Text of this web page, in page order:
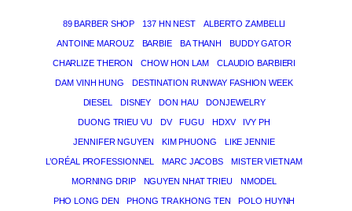
89 BARBER SHOP 137 HN NEST ALBERTO ZAMBELLI
ANTOINE MAROUZ BARBIE BA THANH BUDDY GATOR
CHARLIZE THERON CHOW HON LAM CLAUDIO BARBIERI
DAM VINH HUNG DESTINATION RUNWAY FASHION WEEK
DIESEL DISNEY DON HAU DONJEWELRY
DUONG TRIEU VU DV FUGU HDXV IVY PH
JENNIFER NGUYEN KIM PHUONG LIKE JENNIE
L’ORÉAL PROFESSIONNEL MARC JACOBS MISTER VIETNAM
MORNING DRIP NGUYEN NHAT TRIEU NMODEL
PHO LONG DEN PHONG TRA KHONG TEN POLO HUYNH